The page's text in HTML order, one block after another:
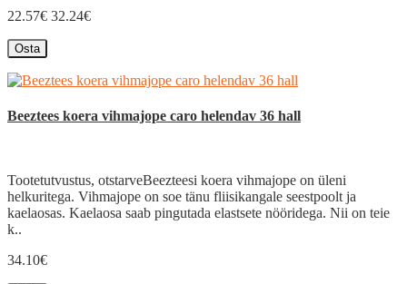
22.57€ 32.24€
Osta
Beeztees koera vihmajope caro helendav 36 hall
Tootetutvustus, otstarveBeezteesi koera vihmajope on üleni
helkuritega. Vihmajope on soe tänu fliisikangale seestpoolt ja
kaelaosas. Kaelaosa saab pingutada elastsete nööridega. Nii on teie
k..
34.10€